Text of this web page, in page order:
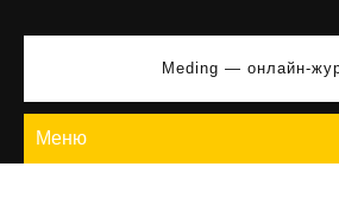
Meding — онлайн-
Меню